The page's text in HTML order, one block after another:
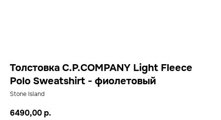
Толстовка C.P.COMPANY Light Fleece
Polo Sweatshirt - фиолетовый
Stone Island
6490,00р.